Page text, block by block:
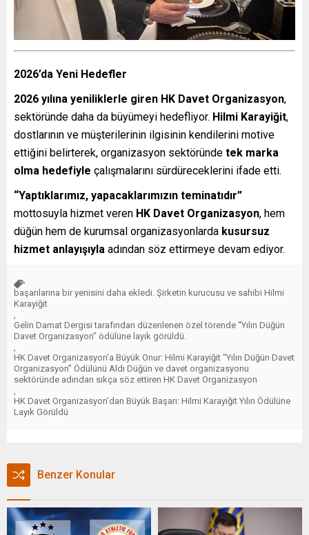
2026’da Yeni Hedefler
2026 yılına yeniliklerle giren HK Davet Organizasyon,
sektöründe daha da büyümeyi hedefliyor. Hilmi Karayiğit,
dostlarının ve müşterilerinin ilgisinin kendilerini motive
ettiğini belirterek, organizasyon sektöründe tek marka
olma hedefiyle çalışmalarını sürdüreceklerini ifade etti.
“Yaptıklarımız, yapacaklarımızın teminatıdır”
mottosuyla hizmet veren HK Davet Organizasyon, hem
düğün hem de kurumsal organizasyonlarda kusursuz
hizmet anlayışıyla adından söz ettirmeye devam ediyor.
başarılarına bir yenisini daha ekledi. Şirketin kurucusu ve sahibi Hilmi
Karayiğit
Gelin Damat Dergisi tarafından düzenlenen özel törende “Yılın Düğün
Davet Organizasyon” ödülüne layık görüldü.
HK Davet Organizasyon’a Büyük Onur: Hilmi Karayiğit “Yılın Düğün Davet
Organizasyon” Ödülünü Aldı Düğün ve davet organizasyonu
sektöründe adından sıkça söz ettiren HK Davet Organizasyon
HK Davet Organizasyon’dan Büyük Başarı: Hilmi Karayiğit Yılın Ödülüne
Layık Görüldü
Benzer Konular